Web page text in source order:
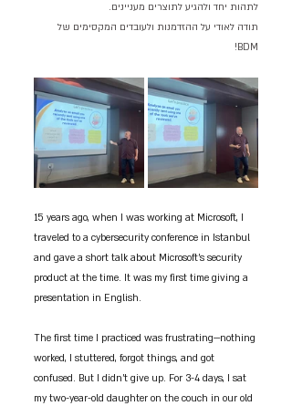
לתהות יחד ולהגיע לתוצרים מעניינים.
תודה לאודי על ההזדמנות ולעובדים המקסימים של
BDM!
15 years ago, when I was working at Microsoft, I
traveled to a cybersecurity conference in Istanbul
and gave a short talk about Microsoft’s security
product at the time. It was my first time giving a
presentation in English.
The first time I practiced was frustrating—nothing
worked, I stuttered, forgot things, and got
confused. But I didn’t give up. For 3-4 days, I sat
my two-year-old daughter on the couch in our old